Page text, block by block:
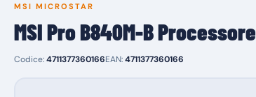
MSI MICROSTAR
MSI Pro B840M-B Processore
Codice:4711377360166EAN:4711377360166